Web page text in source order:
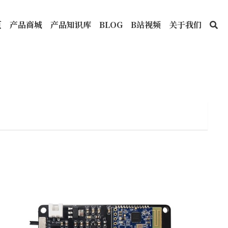
产品商城 产品知识库 BLOG B站视频 关于我们